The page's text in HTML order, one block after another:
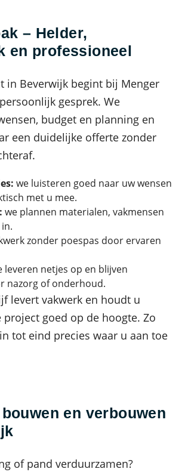
– Helder,
en professioneel
in Beverwijk begint bij Menger
gesprek. We
budget en planning en
een duidelijke offerte zonder
we luisteren goed naar uw wensen
met u mee.
we plannen materialen, vakmensen
zonder poespas door ervaren
leveren netjes op en blijven
nazorg of onderhoud.
levert vakwerk en houdt u
goed op de hoogte. Zo
tot eind precies waar u aan toe
en verbouwen
of pand verduurzamen?